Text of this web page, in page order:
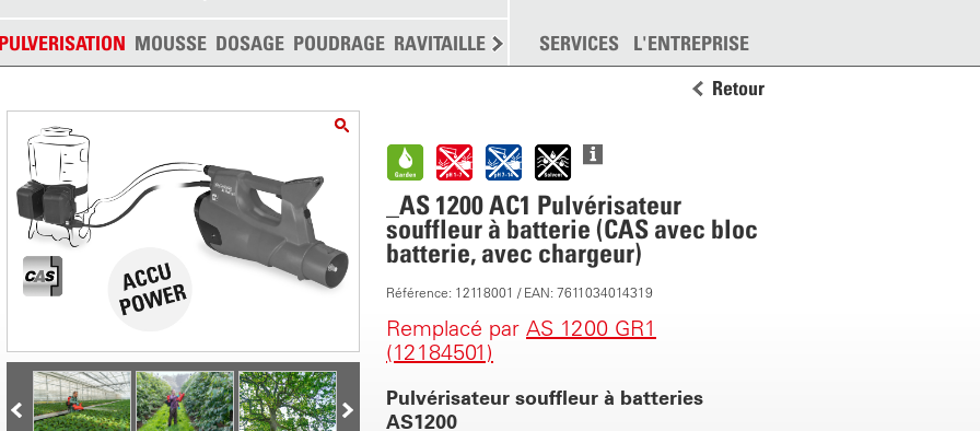
MOUSSE DOSAGE POUDRAGE RAVITAILLEMENT DISPERSION PLUS
SERVICES
L'ENTREPRISE
Retour
_AS 1200 AC1 Pulvérisateur
souffleur à batterie (CAS avec bloc
batterie, avec chargeur)
Référence: 12118001 / EAN: 7611034014319
Remplacé par AS 1200 GR1
(12184501)
Pulvérisateur souffleur à batteries
AS1200